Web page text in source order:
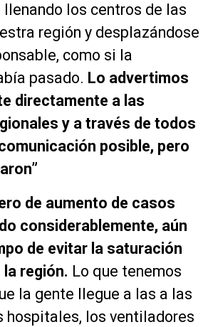
los centros de las
región y desplazándose
como si la
pasado. Lo advertimos
directamente a las
y a través de todos
posible, pero
de aumento de casos
considerablemente, aún
de evitar la saturación
región. Lo que tenemos
la gente llegue a las a las
hospitales, los ventiladores